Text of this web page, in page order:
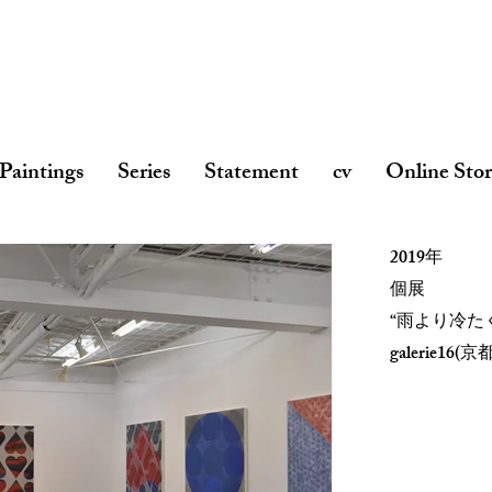
Paintings Series Statement cv Online
2019年
個展
“雨より冷た
galerie16(京